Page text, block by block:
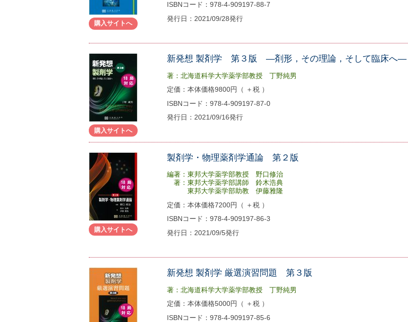
購入サイトへ
ISBNコード：978-4-909197-88-7
発行日：2021/09/28発行
購入サイトへ
新発想 製剤学 第３版 ―剤形，その理論，そして臨床へ―
著：北海道科学大学薬学部教授 丁野純男
定価：本体価格9800円（ ＋税 ）
ISBNコード：978-4-909197-87-0
発行日：2021/09/16発行
購入サイトへ
製剤学・物理薬剤学通論 第２版
編著：東邦大学薬学部教授 野口修治
著：東邦大学薬学部講師 鈴木浩典
東邦大学薬学部助教 伊藤雅隆
定価：本体価格7200円（ ＋税 ）
ISBNコード：978-4-909197-86-3
発行日：2021/09/5発行
新発想 製剤学 厳選演習問題 第３版
著：北海道科学大学薬学部教授 丁野純男
定価：本体価格5000円（ ＋税 ）
ISBNコード：978-4-909197-85-6